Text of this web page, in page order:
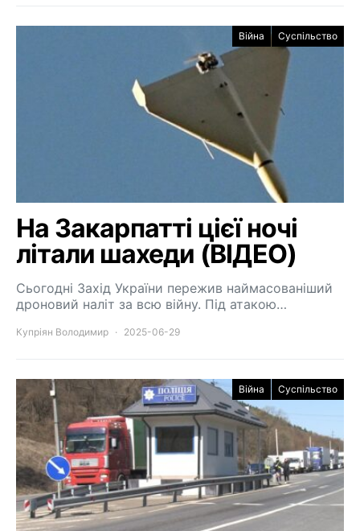
Війна Суспільство
На Закарпатті цієї ночі
літали шахеди (ВІДЕО)
Сьогодні Захід України пережив наймасованіший
дроновий наліт за всю війну. Під атакою…
Купріян Володимир 2025-06-29
Війна Суспільство